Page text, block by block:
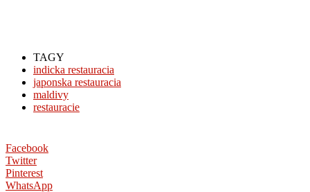
TAGY
indicka restauracia
japonska restauracia
maldivy
restauracie
Facebook
Twitter
Pinterest
WhatsApp